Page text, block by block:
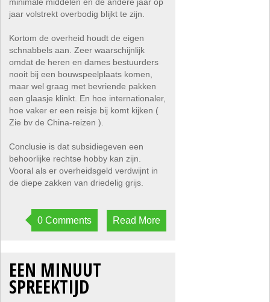
jaar volstrekt overbodig blijkt te zijn.
Kortom de overheid houdt de eigen
schnabbels aan. Zeer waarschijnlijk
omdat de heren en dames bestuurders
nooit bij een bouwspeelplaats komen,
maar wel graag met bevriende pakken
een glaasje klinkt. En hoe internationaler,
hoe vaker er een reisje bij komt kijken (
Zie bv de China-reizen ).
Conclusie is dat subsidiegeven een
behoorlijke rechtse hobby kan zijn.
Vooral als er overheidsgeld verdwijnt in
de diepe zakken van driedelig grijs.
0 Comments Read More
EEN MINUUT
SPREEKTIJD